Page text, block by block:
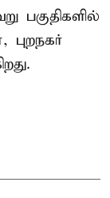
பகுதிகளில்
புறநகர்